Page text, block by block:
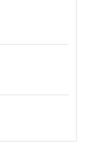
昌弘
医学(7)
疫療法への応用 近
トランスフェリン
文夫